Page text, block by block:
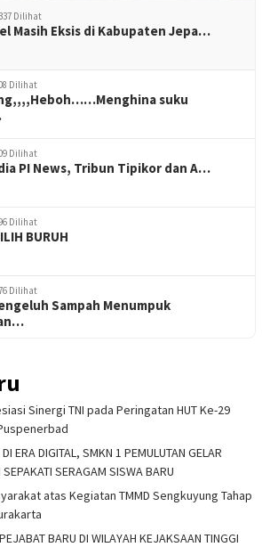
Dilihat
Masih Eksis di Kabupaten Jepa…
Dilihat
suku
Dilihat
PI News, Tribun Tipikor dan A…
Dilihat
BURUH
Dilihat
Sampah Menumpuk
Sinergi TNI pada Peringatan HUT Ke-29
ERA DIGITAL, SMKN 1 PEMULUTAN GELAR
SERAGAM SISWA BARU
atas Kegiatan TMMD Sengkuyung Tahap
BARU DI WILAYAH KEJAKSAAN TINGGI